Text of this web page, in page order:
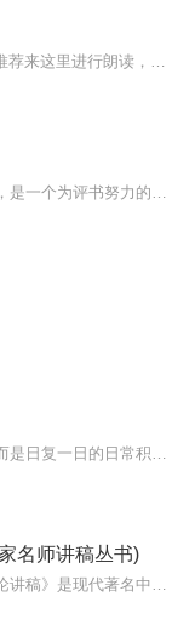
名师讲稿丛书)